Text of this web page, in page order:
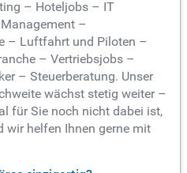
– Hoteljobs – IT
–
– Luftfahrt und Piloten –
– Vertriebsjobs –
– Steuerberatung. Unser
wächst stetig weiter –
für Sie noch nicht dabei ist,
wir helfen Ihnen gerne mit